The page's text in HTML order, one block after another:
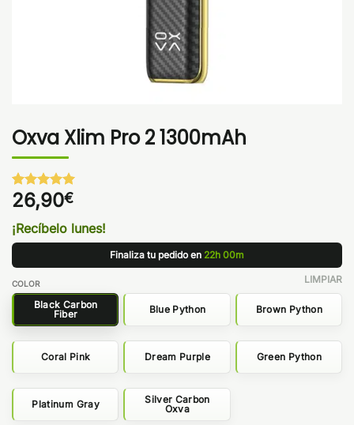
Oxva Xlim Pro 2 1300mAh
Valorado
con5 de 5
en base a
1
valoración
de un
26,90€
¡Recíbelo lunes!
Finaliza tu pedido en 22h 00m
COLOR
Black Carbon
Fiber
Blue Python Brown Python
Coral Pink Dream Purple Green Python
Platinum Gray
Silver Carbon
Oxva
LIMPIAR